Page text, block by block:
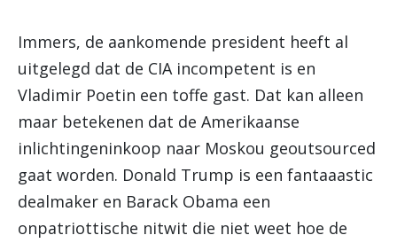
Immers, de aankomende president heeft al
uitgelegd dat de CIA incompetent is en
Vladimir Poetin een toffe gast. Dat kan alleen
maar betekenen dat de Amerikaanse
inlichtingeninkoop naar Moskou geoutsourced
gaat worden. Donald Trump is een fantaaastic
dealmaker en Barack Obama een
onpatriottische nitwit die niet weet hoe de